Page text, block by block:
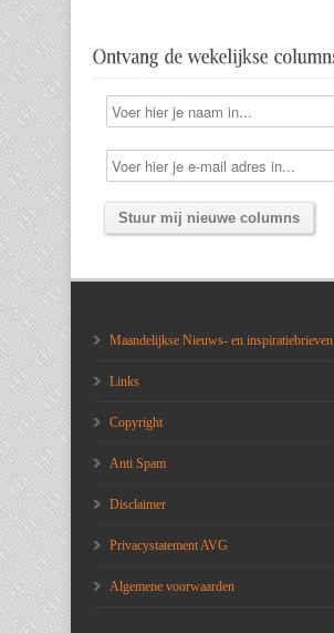
Maandelijkse Nieuws- en inspiratiebrieven
Links
Copyright
Anti Spam
Disclaimer
Privacystatement AVG
Algemene voorwaarden